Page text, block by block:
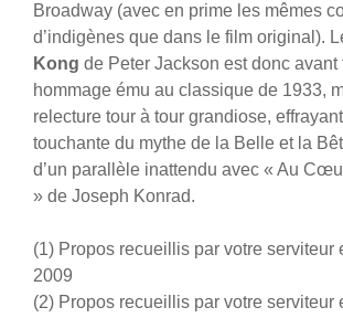
Broadway (avec en prime les mêmes
d’indigènes que dans le film original).
Kong de Peter Jackson est donc avant
hommage ému au classique de 1933,
relecture tour à tour grandiose,
touchante du mythe de la Belle et la
d’un parallèle inattendu avec « Au
» de Joseph Konrad.
(1) Propos recueillis par votre serviteur
2009
(2) Propos recueillis par votre serviteur